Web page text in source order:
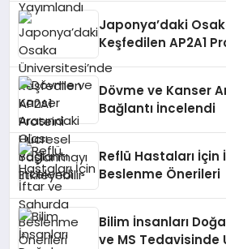
Japonya’daki
Keşfedilen AP2A1
Yaşlanmayı
Dövme ve Kanser
Bağlantı İncelendi
Reflü Hastaları
Beslenme Önerileri
Bilim İnsanları
ve MS Tedavisinde